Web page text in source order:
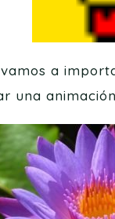
a
una